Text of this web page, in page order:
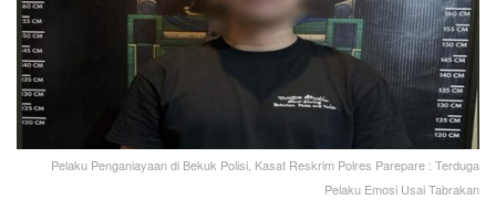
Pelaku Penganiayaan di Bekuk Polisi, Kasat Reskrim Polres Parepare : Terduga
Pelaku Emosi Usai Tabrakan